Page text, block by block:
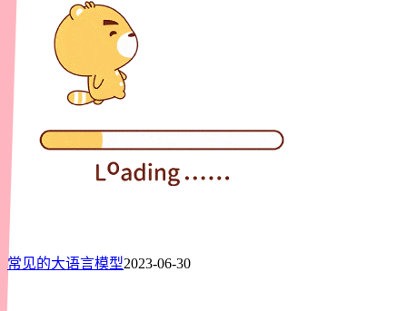
常见的大语言模型2023-06-30